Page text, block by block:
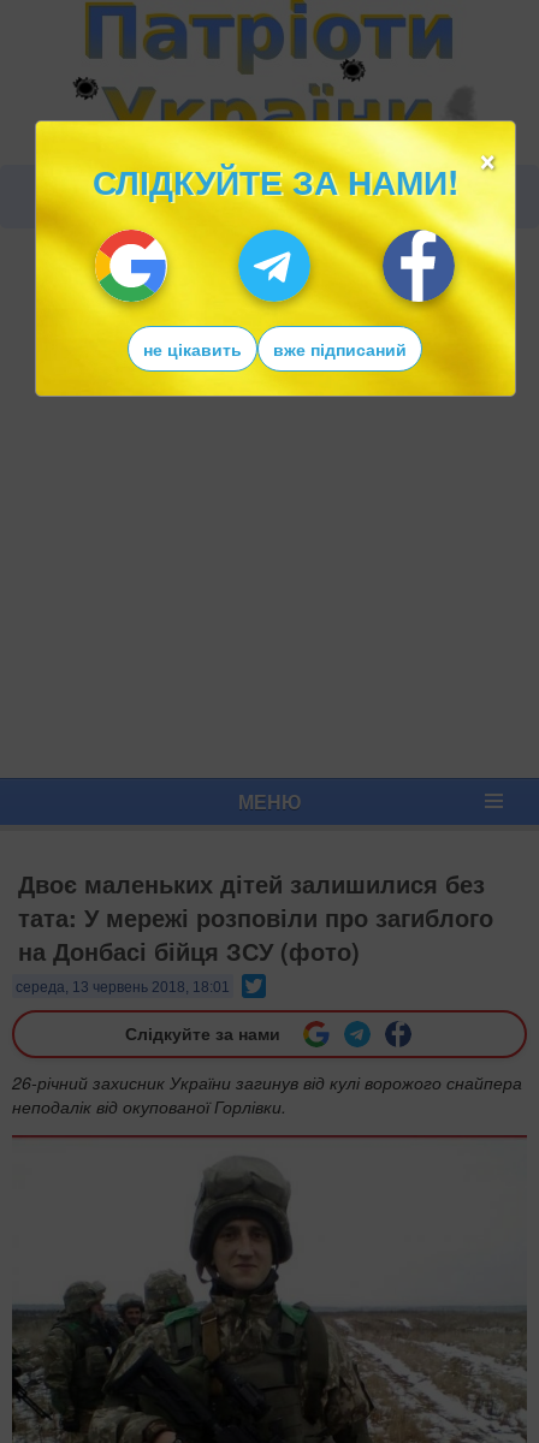
МЕНЮ
Двоє маленьких дітей залишилися без
тата: У мережі розповіли про загиблого
на Донбасі бійця ЗСУ (фото)
середа, 13 червень 2018, 18:01
Слідкуйте за нами
​26-річний захисник України загинув від кулі ворожого снайпера
неподалік від окупованої Горлівки.
×
СЛІДКУЙТЕ ЗА НАМИ!
не цікавить вже підписаний